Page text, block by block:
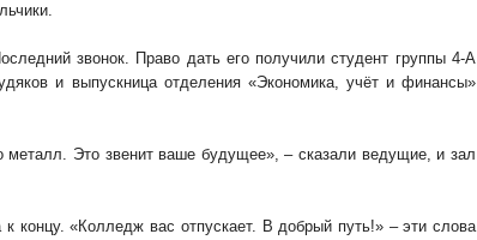
звонок. Право дать его получили студент группы 4-А
и выпускница отделения «Экономика, учёт и финансы»
металл. Это звенит ваше будущее», – сказали ведущие, и зал
концу. «Колледж вас отпускает. В добрый путь!» – эти слова